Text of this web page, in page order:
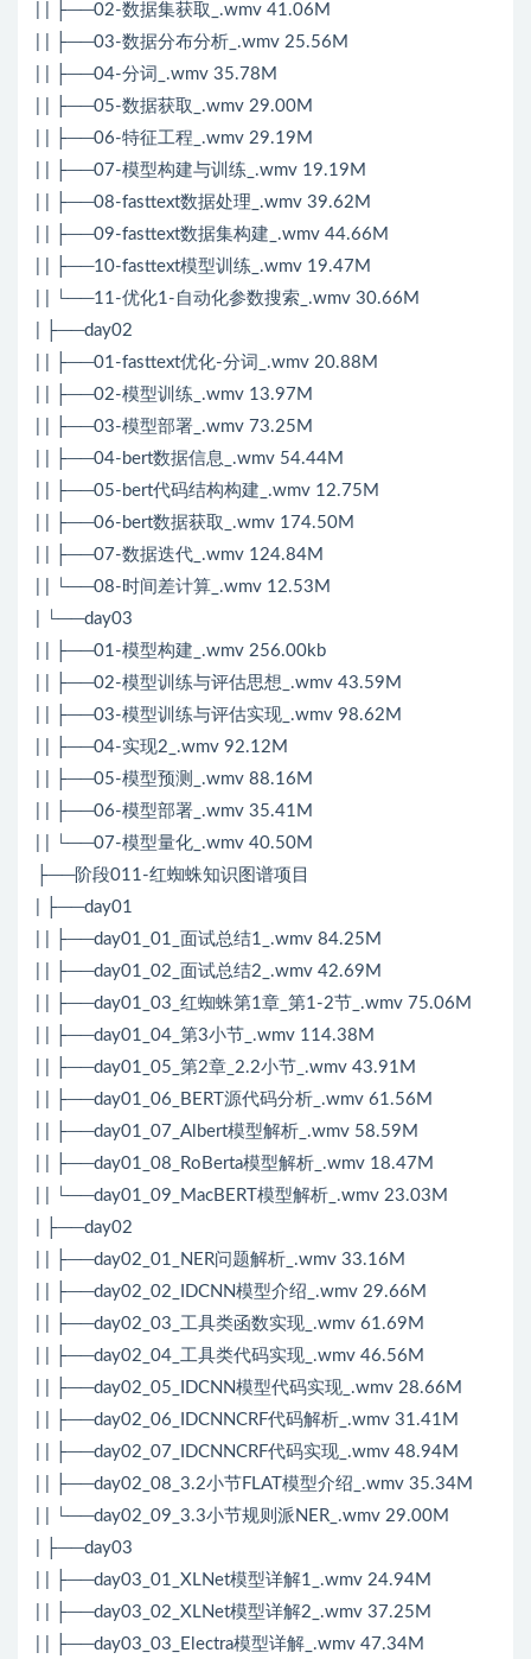
| | ├──02-数据集获取_.wmv 41.06M
| | ├──03-数据分布分析_.wmv 25.56M
| | ├──04-分词_.wmv 35.78M
| | ├──05-数据获取_.wmv 29.00M
| | ├──06-特征工程_.wmv 29.19M
| | ├──07-模型构建与训练_.wmv 19.19M
| | ├──08-fasttext数据处理_.wmv 39.62M
| | ├──09-fasttext数据集构建_.wmv 44.66M
| | ├──10-fasttext模型训练_.wmv 19.47M
| | └──11-优化1-自动化参数搜索_.wmv 30.66M
| ├──day02
| | ├──01-fasttext优化-分词_.wmv 20.88M
| | ├──02-模型训练_.wmv 13.97M
| | ├──03-模型部署_.wmv 73.25M
| | ├──04-bert数据信息_.wmv 54.44M
| | ├──05-bert代码结构构建_.wmv 12.75M
| | ├──06-bert数据获取_.wmv 174.50M
| | ├──07-数据迭代_.wmv 124.84M
| | └──08-时间差计算_.wmv 12.53M
| └──day03
| | ├──01-模型构建_.wmv 256.00kb
| | ├──02-模型训练与评估思想_.wmv 43.59M
| | ├──03-模型训练与评估实现_.wmv 98.62M
| | ├──04-实现2_.wmv 92.12M
| | ├──05-模型预测_.wmv 88.16M
| | ├──06-模型部署_.wmv 35.41M
| | └──07-模型量化_.wmv 40.50M
├──阶段011-红蜘蛛知识图谱项目
| ├──day01
| | ├──day01_01_面试总结1_.wmv 84.25M
| | ├──day01_02_面试总结2_.wmv 42.69M
| | ├──day01_03_红蜘蛛第1章_第1-2节_.wmv 75.06M
| | ├──day01_04_第3小节_.wmv 114.38M
| | ├──day01_05_第2章_2.2小节_.wmv 43.91M
| | ├──day01_06_BERT源代码分析_.wmv 61.56M
| | ├──day01_07_Albert模型解析_.wmv 58.59M
| | ├──day01_08_RoBerta模型解析_.wmv 18.47M
| | └──day01_09_MacBERT模型解析_.wmv 23.03M
| ├──day02
| | ├──day02_01_NER问题解析_.wmv 33.16M
| | ├──day02_02_IDCNN模型介绍_.wmv 29.66M
| | ├──day02_03_工具类函数实现_.wmv 61.69M
| | ├──day02_04_工具类代码实现_.wmv 46.56M
| | ├──day02_05_IDCNN模型代码实现_.wmv 28.66M
| | ├──day02_06_IDCNNCRF代码解析_.wmv 31.41M
| | ├──day02_07_IDCNNCRF代码实现_.wmv 48.94M
| | ├──day02_08_3.2小节FLAT模型介绍_.wmv 35.34M
| | └──day02_09_3.3小节规则派NER_.wmv 29.00M
| ├──day03
| | ├──day03_01_XLNet模型详解1_.wmv 24.94M
| | ├──day03_02_XLNet模型详解2_.wmv 37.25M
| | ├──day03_03_Electra模型详解_.wmv 47.34M